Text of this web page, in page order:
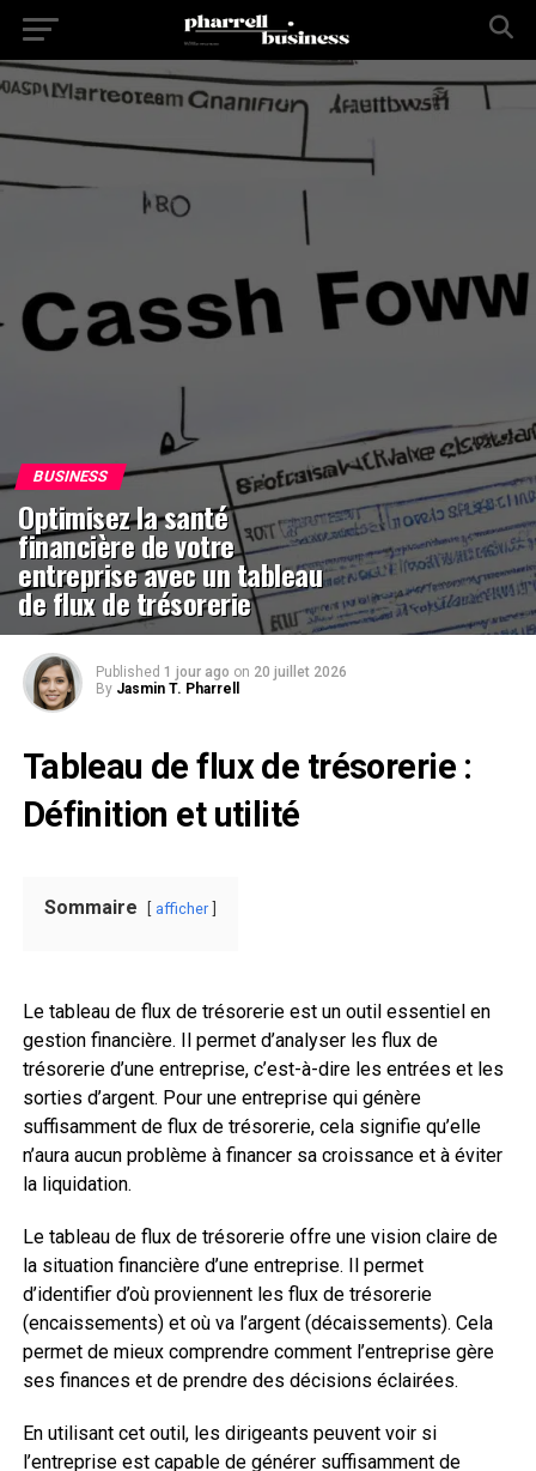
BUSINESS
Optimisez la santé
financière de votre
entreprise avec un tableau
de flux de trésorerie
Published 1 jour ago on 20 juillet 2026
By Jasmin T. Pharrell
Tableau de flux de trésorerie :
Définition et utilité
Sommaire afficher
Le tableau de flux de trésorerie est un outil essentiel en
gestion financière. Il permet d’analyser les flux de
trésorerie d’une entreprise, c’est-à-dire les entrées et les
sorties d’argent. Pour une entreprise qui génère
suffisamment de flux de trésorerie, cela signifie qu’elle
n’aura aucun problème à financer sa croissance et à éviter
la liquidation.
Le tableau de flux de trésorerie offre une vision claire de
la situation financière d’une entreprise. Il permet
d’identifier d’où proviennent les flux de trésorerie
(encaissements) et où va l’argent (décaissements). Cela
permet de mieux comprendre comment l’entreprise gère
ses finances et de prendre des décisions éclairées.
En utilisant cet outil, les dirigeants peuvent voir si
l’entreprise est capable de générer suffisamment de